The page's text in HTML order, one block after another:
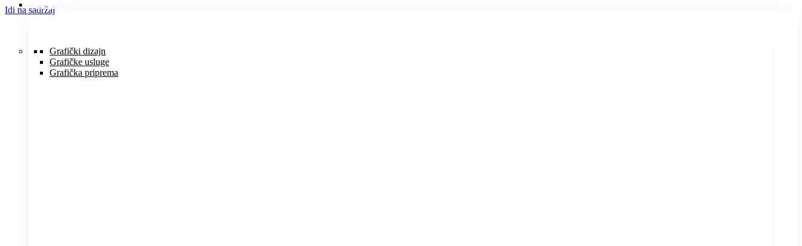
Idi na sadržajUSLUGE
Grafički dizajn
Grafičke usluge
Grafička priprema